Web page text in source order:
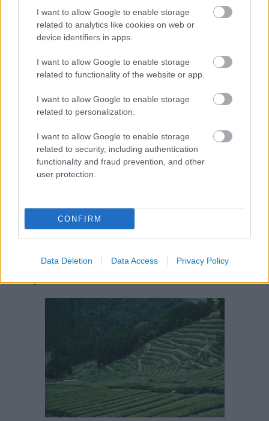
I want to allow Google to enable storage
related to analytics like cookies on web or
device identifiers in apps.
I want to allow Google to enable storage
related to functionality of the website or app.
I want to allow Google to enable storage
related to personalization.
I want to allow Google to enable storage
related to security, including authentication
functionality and fraud prevention, and other
user protection.
CONFIRM
Data Deletion Data Access Privacy Policy
Heita Kawakatsu több okból is tiltakozott a vonal
ezen szakasza ellen. Az elsődleges ok az Oi
folyóval volt kapcsolatos. A folyó nemcsak a régió
kultúrájában és történelmében játszik
kulcsszerepet, a folyó Shizuoka mezőgazdasága
számára, elsősorban a tea termesztők számára
létfontosságú vízforrás. A régió körülbelül 25 200
tonna teát termel évente, ami Japán teljes
teatermelésének mintegy 36%-át teszi ki. Félő,
hogy az alagutak építése megváltoztatja az Oi
folyóba folyó víz mennyiségét, ami hatással lehet
gáton is keresztülfolyik. Ha a folyó vízmennyisége
csökken, az a régió energiaellátását is
katasztrofális következményekkel járhat a régió